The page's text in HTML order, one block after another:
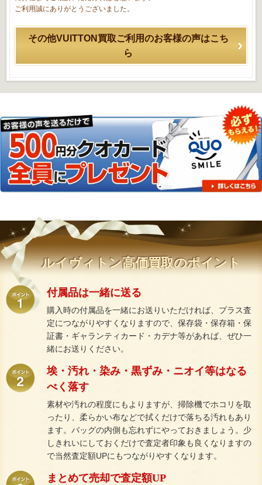
ご利用誠にありがとうございました。
その他VUITTON買取ご利用のお客様の声はこち
ら
ルイヴィトン高価買取のポイント
付属品は一緒に送る
購入時の付属品を一緒にお送りいただければ、プラス査
定につながりやすくなりますので、保存袋・保存箱・保
証書・ギャランティカード・カデナ等があれば、ぜひ一
緒にお送りください。
埃・汚れ・染み・黒ずみ・ニオイ等はなる
べく落す
素材や汚れの程度にもよりますが、掃除機でホコリを取
ったり、柔らかい布などで拭くだけで落ちる汚れもあり
ます。バッグの内側も忘れずにやっておきましょう。少
しきれいにしておくだけで査定者印象も良くなりますの
で当然査定額UPにもつながりやすくなります。
まとめて売却で査定額UP